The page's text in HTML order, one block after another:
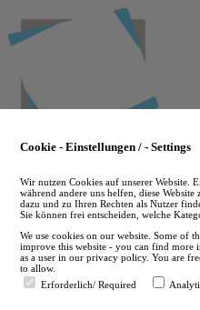
to
main
Cookie - Einstellungen / - Settings
Wir nutzen Cookies auf unserer Website.
während andere uns helfen, diese
dazu und zu Ihren Rechten als Nutzer
Sie können frei entscheiden, welche
We use cookies on our website. Some of
improve this website - you can find more
as a user in our privacy policy. You are
to allow.
Erforderlich/ Required